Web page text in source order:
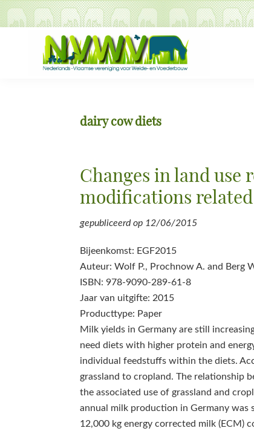
Spring
naar
hoofdnavigatie
Door
naar
Spring
naar
Spring
naar
Voederbouw
dairy cow diets
Changes in land use
modifications
gepubliceerd op 12/06/2015
Bijeenkomst: EGF2015
Auteur: Wolf P., Prochnow A. and Berg
ISBN: 978-9090-289-61-8
Jaar van uitgifte: 2015
Producttype: Paper
Milk yields in Germany are still
need diets with higher protein and
individual feedstuffs within the diets.
grassland to cropland. The relationship
the associated use of grassland and
annual milk production in Germany was
12,000 kg energy corrected milk (ECM)